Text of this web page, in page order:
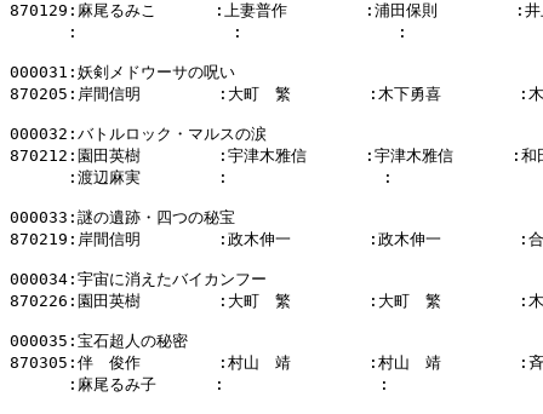
870129:麻尾るみこ      :上妻普作        :浦田保則        :井
:                :                :
000031:妖剣メドウーサの呪い
870205:岸間信明        :大町　繁        :木下勇喜        :木
000032:バトルロック・マルスの涙
870212:園田英樹        :宇津木雅信      :宇津木雅信      :和
:渡辺麻実        :                :
000033:謎の遺跡・四つの秘宝
870219:岸間信明        :政木伸一        :政木伸一        :合
000034:宇宙に消えたバイカンフー
870226:園田英樹        :大町　繁        :大町　繁        :木
000035:宝石超人の秘密
870305:伴　俊作        :村山　靖        :村山　靖        :斉
:麻尾るみ子      :                :